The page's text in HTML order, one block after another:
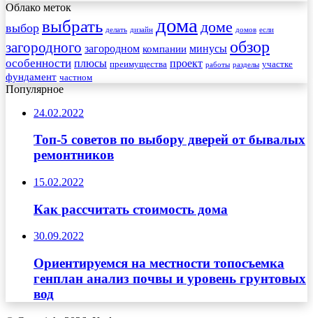
Облако меток
выбор выбрать делать дизайн дома доме домов если
загородного загородном компании минусы обзор
особенности плюсы преимущества проект работы разделы участке
фундамент частном
Популярное
24.02.2022
Топ-5 советов по выбору дверей от бывалых
ремонтников
15.02.2022
Как рассчитать стоимость дома
30.09.2022
Ориентируемся на местности топосъемка
генплан анализ почвы и уровень грунтовых
вод